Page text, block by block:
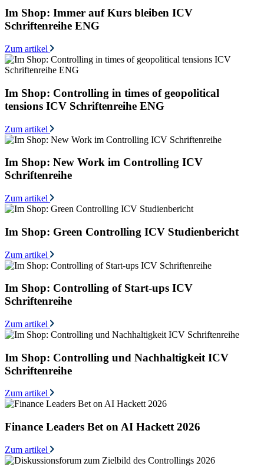
Im Shop: Immer auf Kurs bleiben ICV
Schriftenreihe ENG
Zum artikel
Im Shop: Controlling in times of geopolitical
tensions ICV Schriftenreihe ENG
Zum artikel
Im Shop: New Work im Controlling ICV
Schriftenreihe
Zum artikel
Im Shop: Green Controlling ICV Studienbericht
Zum artikel
Im Shop: Controlling of Start-ups ICV
Schriftenreihe
Zum artikel
Im Shop: Controlling und Nachhaltigkeit ICV
Schriftenreihe
Zum artikel
Finance Leaders Bet on AI Hackett 2026
Zum artikel